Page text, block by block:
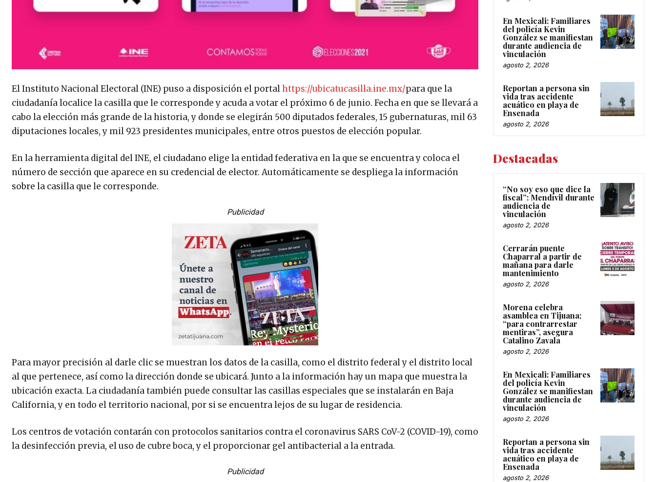
El Instituto Nacional Electoral (INE) puso a disposición el portalhttps://ubicatucasilla.ine.mx/para que la
ciudadanía localice la casilla que le corresponde y acuda a votar el próximo 6 de junio. Fecha en que se llevará a
cabo la elección más grande de la historia, y donde se elegirán 500 diputados federales, 15 gubernaturas, mil 63
diputaciones locales, y mil 923 presidentes municipales, entre otros puestos de elección popular.
En la herramienta digital del INE, el ciudadano elige la entidad federativa en la que se encuentra y coloca el
número de sección que aparece en su credencial de elector. Automáticamente se despliega la información
sobre la casilla que le corresponde.
Publicidad
Para mayor precisión al darle clic se muestran los datos de la casilla, como el distrito federal y el distrito local
al que pertenece, así como la dirección donde se ubicará. Junto a la información hay un mapa que muestra la
ubicación exacta. La ciudadanía también puede consultar las casillas especiales que se instalarán en Baja
California, y en todo el territorio nacional, por si se encuentra lejos de su lugar de residencia.
Los centros de votación contarán con protocolos sanitarios contra el coronavirus SARS CoV-2 (COVID-19), como
la desinfección previa, el uso de cubre boca, y el proporcionar gel antibacterial a la entrada.
Publicidad
En Mexicali: Familiares
del policía Kevin
González se manifiestan
durante audiencia de
vinculación
agosto 2, 2026
Reportan a persona sin
vida tras accidente
acuático en playa de
Ensenada
agosto 2, 2026
Destacadas
“No soy eso que dice la
fiscal”: Mendívil durante
audiencia de
vinculación
agosto 2, 2026
Cerrarán puente
Chaparral a partir de
mañana para darle
mantenimiento
agosto 2, 2026
Morena celebra
asamblea en Tijuana;
“para contrarrestar
mentiras”, asegura
Catalino Zavala
agosto 2, 2026
En Mexicali: Familiares
del policía Kevin
González se manifiestan
durante audiencia de
vinculación
agosto 2, 2026
Reportan a persona sin
vida tras accidente
acuático en playa de
Ensenada
agosto 2, 2026